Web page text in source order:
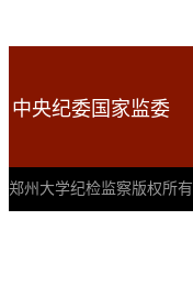
中央纪委国家监委
郑州大学纪检监察版权所有